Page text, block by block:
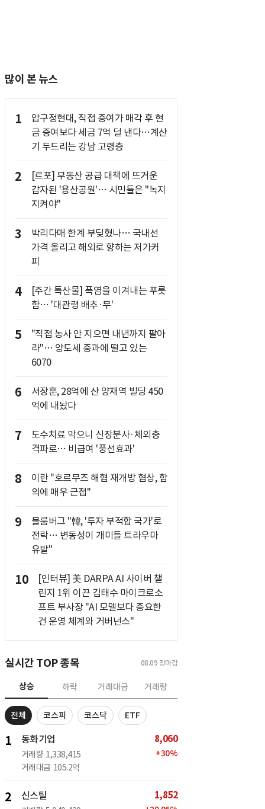
많이 본 뉴스
1
압구정현대, 직접 증여가 매각 후 현
금 증여보다 세금 7억 덜 낸다…계산
기 두드리는 강남 고령층
2
[르포] 부동산 공급 대책에 뜨거운
감자된 '용산공원'… 시민들은 "녹지
지켜야"
3
박리다매 한계 부딪혔나… 국내선
가격 올리고 해외로 향하는 저가커
피
4
[주간 특산물] 폭염을 이겨내는 푸릇
함… '대관령 배추·무'
5
"직접 농사 안 지으면 내년까지 팔아
라"… 양도세 중과에 떨고 있는
6070
6
서장훈, 28억에 산 양재역 빌딩 450
억에 내놨다
7
도수치료 막으니 신장분사·체외충
격파로… 비급여 '풍선효과'
8
이란 "호르무즈 해협 재개방 협상, 합
의에 매우 근접"
9
블룸버그 "韓, '투자 부적합 국가'로
전락… 변동성이 개미들 트라우마
유발"
10
[인터뷰] 美 DARPA AI 사이버 챌
린지 1위 이끈 김태수 마이크로소
프트 부사장 "AI 모델보다 중요한
건 운영 체계와 거버넌스"
실시간 TOP 종목 08.09 장마감
상승 하락 거래대금 거래량
전체 코스피 코스닥 ETF
1 동화기업
거래량 1,338,415
거래대금 105.2억
8,060
+30%
2 신스틸 1,852